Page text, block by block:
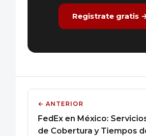
Registrate gratis
← ANTERIOR
FedEx en México:
de Cobertura y Tiempos